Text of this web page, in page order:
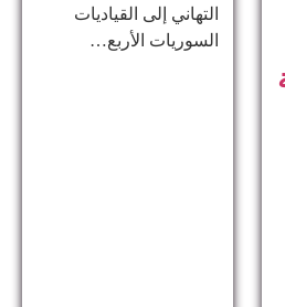
التهاني إلى القياديات
السوريات الأربع…